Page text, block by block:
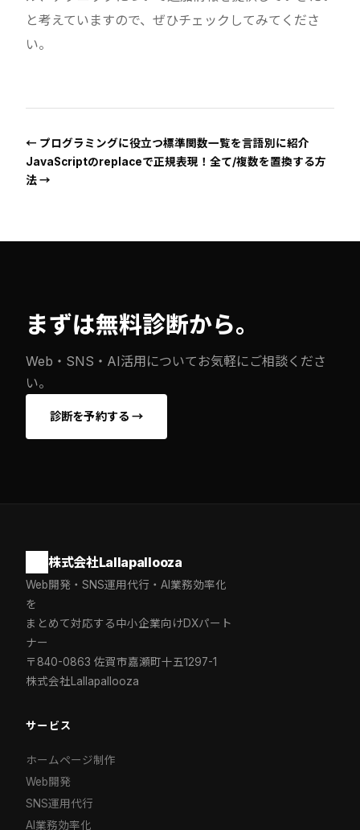
と考えていますので、ぜひチェックしてみてくださ
い。
← プログラミングに役立つ標準関数一覧を言語別に紹介
JavaScriptのreplaceで正規表現！全て/複数を置換する方
法 →
まずは無料診断から。
Web・SNS・AI活用についてお気軽にご相談くださ
い。
診断を予約する →
株式会社Lallapallooza
Web開発・SNS運用代行・AI業務効率化
を
まとめて対応する中小企業向けDXパート
ナー
〒840-0863 佐賀市嘉瀬町十五1297-1
株式会社Lallapallooza
サービス
ホームページ制作
Web開発
SNS運用代行
AI業務効率化